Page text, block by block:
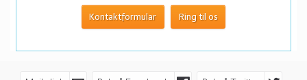
Kontaktformular Ring til os